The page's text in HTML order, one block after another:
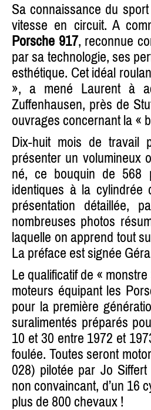
Sa connaissance du
vitesse en circuit. A
Porsche 917, reconnue
par sa technologie, ses
esthétique. Cet idéal
», a mené Laurent à
Zuffenhausen, près de
ouvrages concernant la «
Dix-huit mois de travail
présenter un volumineux
né, ce bouquin de 568
identiques à la cylindrée
présentation détaillée,
nombreuses photos
laquelle on apprend tout
La préface est signée
Le qualificatif de «
moteurs équipant les
pour la première
suralimentés préparés
10 et 30 entre 1972 et
foulée. Toutes seront
028) pilotée par Jo
non convaincant, d’un 16
plus de 800 chevaux !